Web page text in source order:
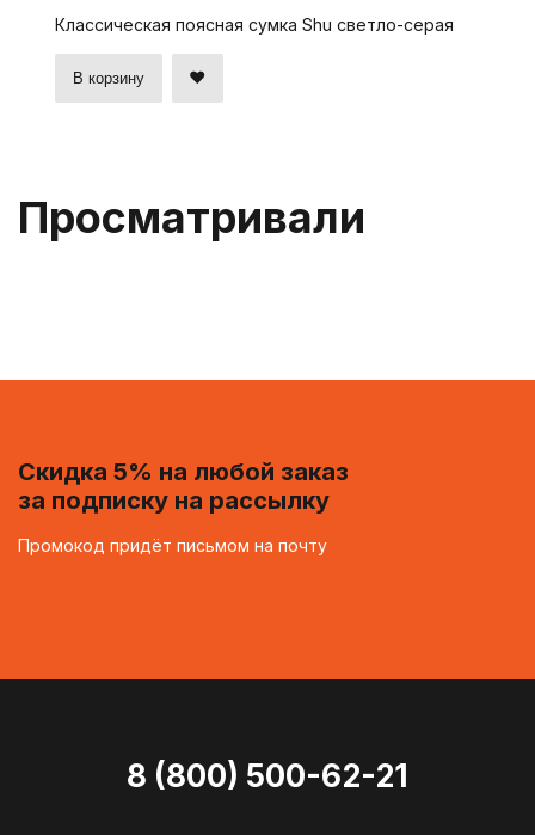
Классическая поясная сумка Shu светло-серая
В корзину
Просматривали
Скидка 5% на любой заказ
за подписку на рассылку
Промокод придёт письмом на почту
8 (800) 500-62-21